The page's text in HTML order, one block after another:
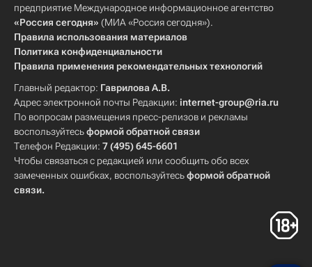
предприятие Международное информационное агентство
«Россия сегодня» (МИА «Россия сегодня»).
Правила использования материалов
Политика конфиденциальности
Правила применения рекомендательных технологий
Главный редактор: Гаврилова А.В.
Адрес электронной почты Редакции: internet-group@ria.ru
По вопросам размещения пресс-релизов и рекламы
воспользуйтесьформой обратной связи
Телефон Редакции: 7 (495) 645-6601
Чтобы связаться с редакцией или сообщить обо всех
замеченных ошибках, воспользуйтесьформой обратной
связи.